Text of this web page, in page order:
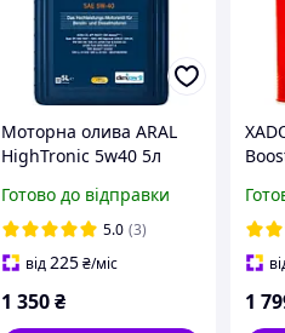
Моторна олива ARAL
HighTronic 5w40 5л
Готово до відправки
5.0 (3)
від225₴/міс
1 350₴ 1